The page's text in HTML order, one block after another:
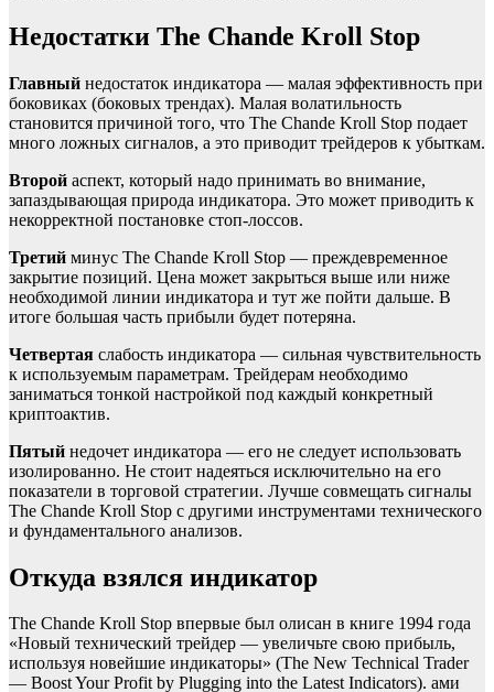
Недостатки The Chande Kroll Stop
Главный недостаток индикатора — малая эффективность при
боковиках (боковых трендах). Малая волатильность
становится причиной того, что The Chande Kroll Stop подает
много ложных сигналов, а это приводит трейдеров к убыткам.
Второй аспект, который надо принимать во внимание,
запаздывающая природа индикатора. Это может приводить к
некорректной постановке стоп-лоссов.
Третий минус The Chande Kroll Stop — преждевременное
закрытие позиций. Цена может закрыться выше или ниже
необходимой линии индикатора и тут же пойти дальше. В
итоге большая часть прибыли будет потеряна.
Четвертая слабость индикатора — сильная чувствительность
к используемым параметрам. Трейдерам необходимо
заниматься тонкой настройкой под каждый конкретный
криптоактив.
Пятый недочет индикатора — его не следует использовать
изолированно. Не стоит надеяться исключительно на его
показатели в торговой стратегии. Лучше совмещать сигналы
The Chande Kroll Stop с другими инструментами технического
и фундаментального анализов.
Откуда взялся индикатор
The Chande Kroll Stop впервые был олисан в книге 1994 года
«Новый технический трейдер — увеличьте свою прибыль,
используя новейшие индикаторы» (The New Technical Trader
— Boost Your Profit by Plugging into the Latest Indicators). ами